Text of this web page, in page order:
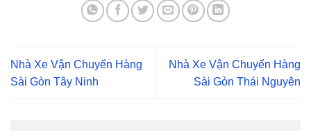
Nhà Xe Vận Chuyển Hàng
Sài Gòn Tây Ninh
Nhà Xe Vận Chuyển Hàng
Sài Gòn Thái Nguyên